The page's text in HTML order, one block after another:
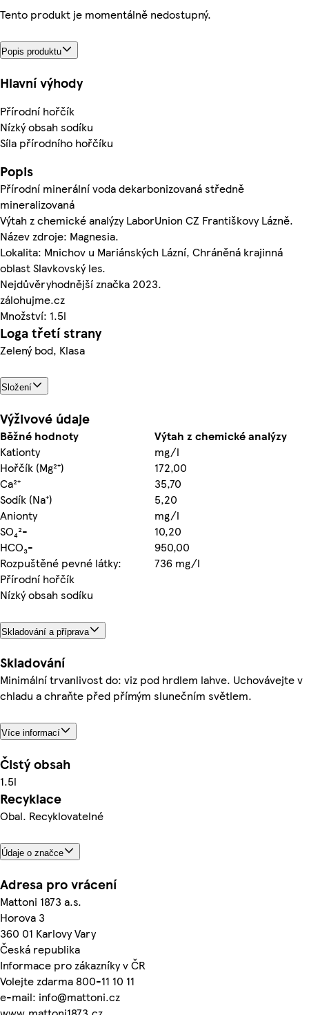
Tento produkt je momentálně nedostupný.
Popis produktu
Hlavní výhody
Přírodní hořčík
Nízký obsah sodíku
Síla přírodního hořčíku
Popis
Přírodní minerální voda dekarbonizovaná středně
mineralizovaná
Výtah z chemické analýzy LaborUnion CZ Františkovy Lázně.
Název zdroje: Magnesia.
Lokalita: Mnichov u Mariánských Lázní, Chráněná krajinná
oblast Slavkovský les.
Nejdůvěryhodnější značka 2023.
zálohujme.cz
Množství: 1.5l
Loga třetí strany
Zelený bod, Klasa
Složení
Výživové údaje
Běžné hodnoty
Výtah z chemické analýzy
Kationty
mg/l
Hořčík (Mg²⁺)
172,00
Ca²⁺
35,70
Sodík (Na⁺)
5,20
Anionty
mg/l
SO₄²-
10,20
HCO₃-
950,00
Rozpuštěné pevné látky:
736 mg/l
Přírodní hořčík
Nízký obsah sodíku
Skladování a příprava
Skladování
Minimální trvanlivost do: viz pod hrdlem lahve. Uchovávejte v
chladu a chraňte před přímým slunečním světlem.
Více informací
Čistý obsah
1.5l
Recyklace
Obal. Recyklovatelné
Údaje o značce
Adresa pro vrácení
Mattoni 1873 a.s.
Horova 3
360 01 Karlovy Vary
Česká republika
Informace pro zákazníky v ČR
Volejte zdarma 800-11 10 11
e-mail: info@mattoni.cz